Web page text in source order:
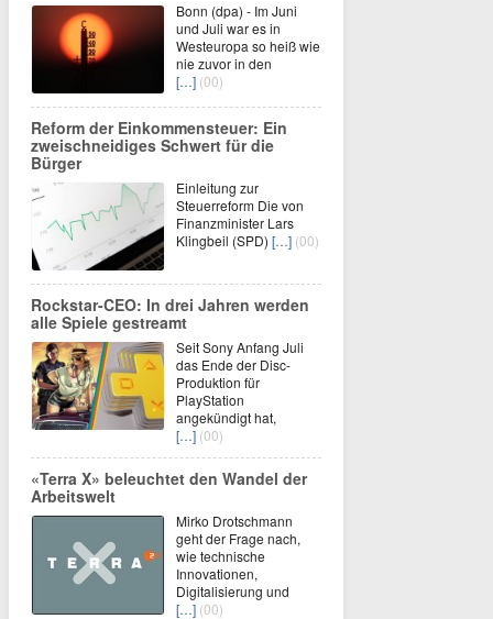
Bonn (dpa) - Im Juni
und Juli war es in
Westeuropa so heiß wie
nie zuvor in den
[…] (00)
Reform der Einkommensteuer: Ein
zweischneidiges Schwert für die
Bürger
Einleitung zur
Steuerreform Die von
Finanzminister Lars
Klingbeil (SPD) […] (00)
Rockstar-CEO: In drei Jahren werden
alle Spiele gestreamt
Seit Sony Anfang Juli
das Ende der Disc-
Produktion für
PlayStation
angekündigt hat,
[…] (00)
«Terra X» beleuchtet den Wandel der
Arbeitswelt
Mirko Drotschmann
geht der Frage nach,
wie technische
Innovationen,
Digitalisierung und
[…] (00)